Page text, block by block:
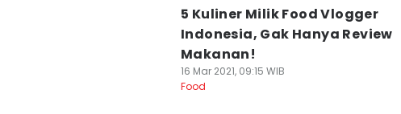
5 Kuliner Milik Food Vlogger
Indonesia, Gak Hanya Review
Makanan!
16 Mar 2021, 09:15 WIB
Food